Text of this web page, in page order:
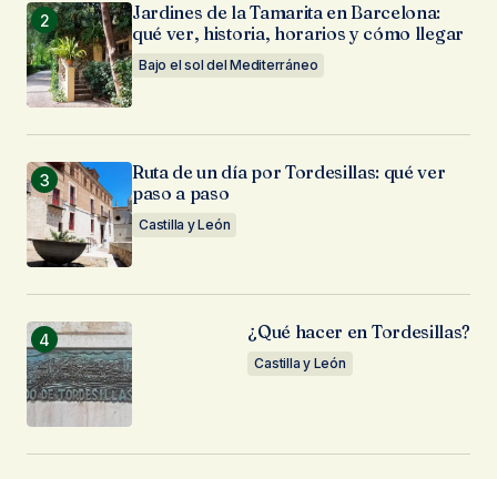
Jardines de la Tamarita en Barcelona:
qué ver, historia, horarios y cómo llegar
Bajo el sol del Mediterráneo
Ruta de un día por Tordesillas: qué ver
paso a paso
Castilla y León
¿Qué hacer en Tordesillas?
Castilla y León